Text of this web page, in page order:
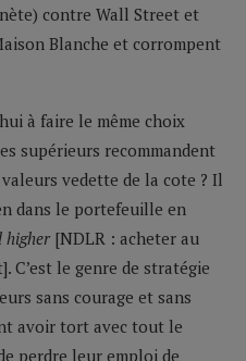
contre Wall Street et
Blanche et corrompent
à faire le même choix
supérieurs recommandent
vedette de la cote ? Il
dans le portefeuille en
higher [NDLR : acheter au
C’est le genre de stratégie
sans courage et sans
avoir tort avec tout le
perdre leur emploi de